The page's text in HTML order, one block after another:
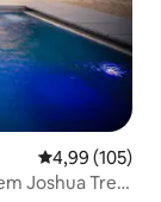
4,99 de uma
4,99 (105)
Joshua Tree